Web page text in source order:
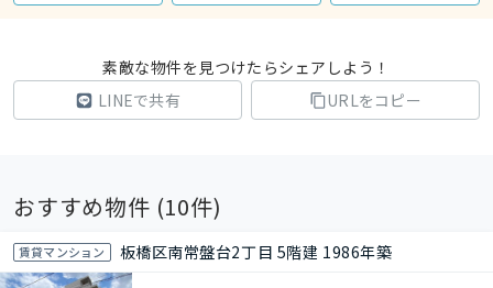
素敵な物件を見つけたらシェアしよう！
LINEで共有
URLをコピー
おすすめ物件 (10件)
賃貸マンション 板橋区南常盤台2丁目 5階建 1986年築